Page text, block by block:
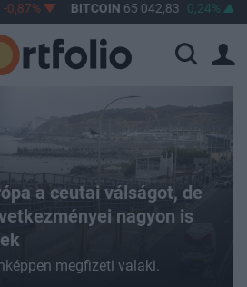
BITCOIN 65 042,83 0,24% BUX 148
a ceutai válságot, de
nagyon is
megfizeti valaki.